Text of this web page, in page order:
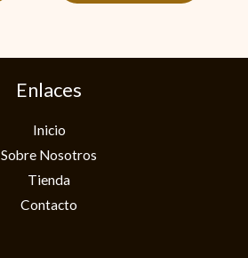
Enlaces
Inicio
Sobre Nosotros
Tienda
Contacto